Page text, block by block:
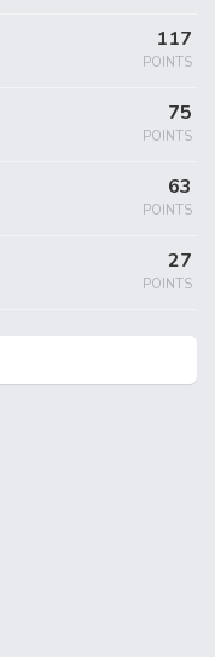
117
POINTS
75
POINTS
63
POINTS
27
POINTS